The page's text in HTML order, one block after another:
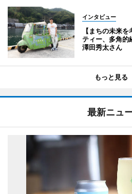
インタビュー
【まちの未来
ティー、多角的
澤田秀太さん
もっと見る
最新ニュ